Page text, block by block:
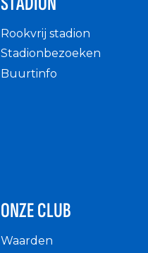
Rookvrij stadion
Stadionbezoeken
Buurtinfo
ONZE CLUB
Waarden